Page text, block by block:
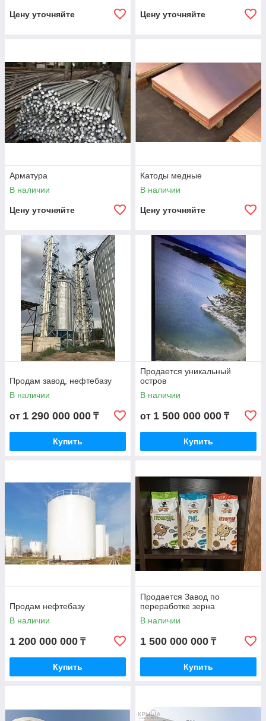
Цену уточняйте Цену уточняйте
Арматура
В наличии
Цену уточняйте
Катоды медные
В наличии
Цену уточняйте
Продам завод, нефтебазу
В наличии
от 1 290 000 000 ₸
Купить
Продается уникальный
остров
В наличии
от 1 500 000 000 ₸
Купить
Продам нефтебазу
В наличии
1 200 000 000 ₸
Купить
Продается Завод по
переработке зерна
В наличии
1 500 000 000 ₸
Купить